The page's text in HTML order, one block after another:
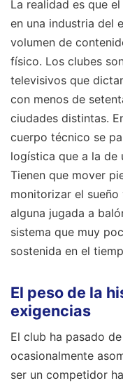
La realidad es que
en una industria del
volumen de
físico. Los clubes
televisivos que
con menos de
ciudades distintas.
cuerpo técnico se
logística que a la de
Tienen que mover
monitorizar el
alguna jugada a
sistema que muy
sostenida en el
El peso de la
exigencias
El club ha pasado
ocasionalmente
ser un competidor